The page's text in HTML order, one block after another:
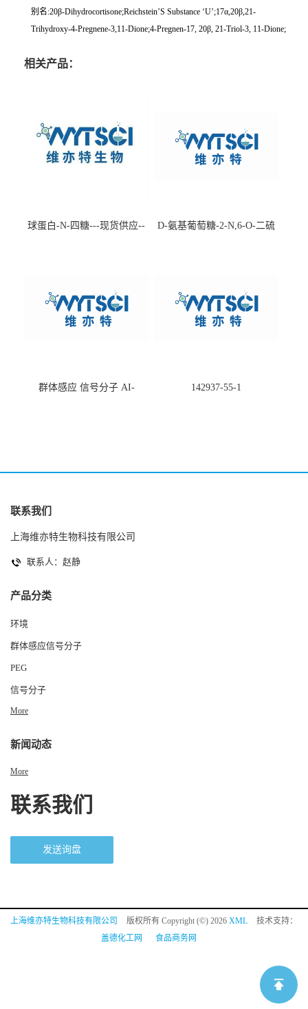
别名:20β-Dihydrocortisone;Reichstein’S Substance ‘U’;17α,20β,21-
Trihydroxy-4-Pregnene-3,11-Dione;4-Pregnen-17, 20β, 21-Triol-3, 11-Dione;
相关产品：
球蛋白-N-四糖---现货供应--
D-氨基葡萄糖-2-N,6-O-二硫
群体感应 信号分子 AI-
142937-55-1
联系我们
上海维亦特生物科技有限公司
联系人：赵静
产品分类
环境
群体感应信号分子
PEG
信号分子
More
新闻动态
More
联系我们
发送询盘
上海维亦特生物科技有限公司 版权所有 Copyright (©) 2026 XML
技术支持：
盖德化工网
食品商务网